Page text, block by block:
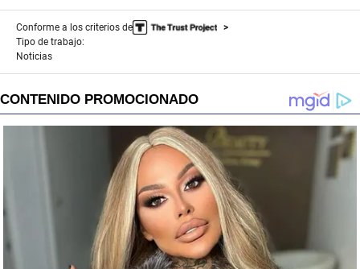
Conforme a los criterios de
Tipo de trabajo:
Noticias